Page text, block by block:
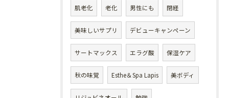
肌老化 老化 男性にも 閉経
美味しいサプリ デビューキャンペーン
サートマックス エラグ酸 保湿ケア
秋の味覚 Esthe＆Spa Lapis 美ボディ